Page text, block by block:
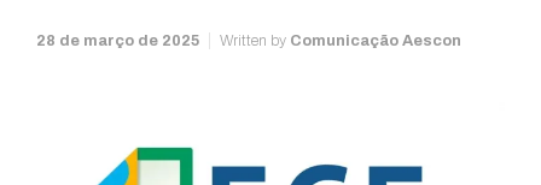
28 de março de 2025 Written by Comunicação Aescon